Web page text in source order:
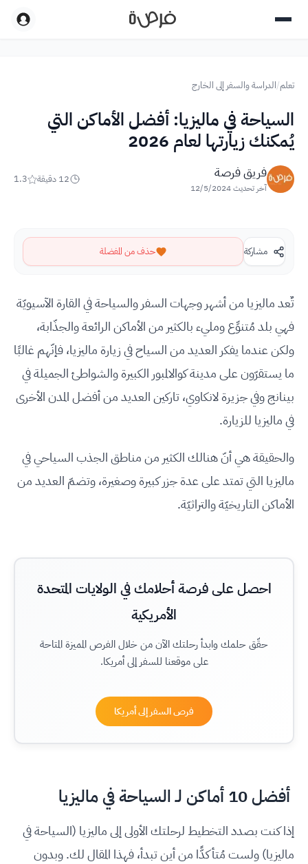
تعلم/الدراسة والسفر إلى الخارج
السياحة في ماليزيا: أفضل الأماكن التي
يُمكنك زيارتها لعام 2026
فريق فرصة
آخر تحديث12/5/2024
12 دقيقة 1.3
مشاركة حذف من المفضلة
تٌعد ماليزيا من أشهر وجهات السفر والسياحة في القارة الآسيويّة
فهي بلد مُتنوِّع ومليء بالكثير من الأماكن الرائعة والجذّابة،
ولكن عندما يفكر العديد من السياح في زيارة ماليزيا، فإنّهم غالبًا
ما يستقرّون على مدينة كوالالمبور الكبيرة والشواطئ الجميلة في
بينانج وفي جزيرة لانكاوي، تاركين العديد من أفضل المدن الأخرى
في ماليزيا للزيارة.
والحقيقة هي أنّ هنالك الكثير من مناطق الجذب السياحي في
ماليزيا التي تمتد على عدة جزر كبيرة وصغيرة، وتضمّ العديد من
الأماكن التاريخيّة والتراثيّة.
احصل على فرصة أحلامك في الولايات المتحدة
الأمريكية
حقّق حلمك وابدأ رحلتك الآن من خلال الفرص المميزة المتاحة
على موقعنا للسفر إلى أمريكا.
فرص السفر إلى أمريكا
أفضل 10 أماكن لـ السياحة في ماليزيا
إذا كنت بصدد التخطيط لرحلتك الأولى إلى ماليزيا (السياحة في
ماليزيا) ولست مُتأكدًّا من أين تبدأ، فهذا المقال لك. وبدون